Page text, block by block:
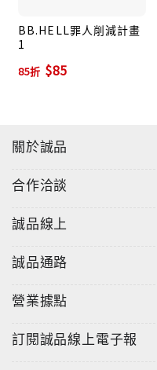
BB.HELL罪人削減計畫
1
85折 $85
關於誠品
合作洽談
誠品線上
誠品通路
營業據點
訂閱誠品線上電子報